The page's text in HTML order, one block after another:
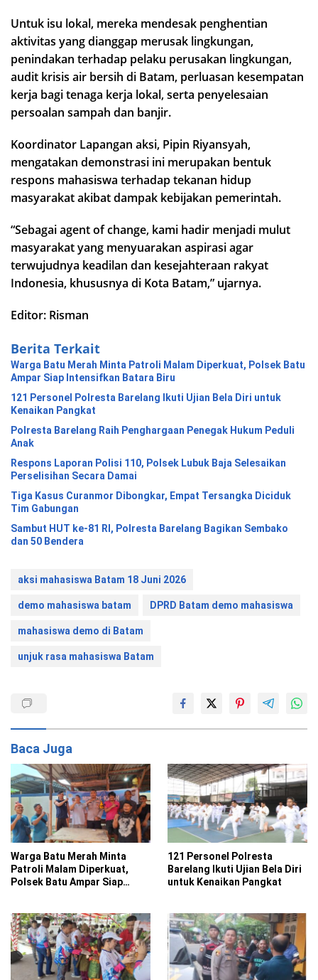
Untuk isu lokal, mereka mendesak penghentian
aktivitas yang dianggap merusak lingkungan,
penindakan terhadap pelaku perusakan lingkungan,
audit krisis air bersih di Batam, perluasan kesempatan
kerja bagi tenaga kerja lokal, serta penyelesaian
persoalan sampah dan banjir.
Koordinator Lapangan aksi, Pipin Riyansyah,
mengatakan demonstrasi ini merupakan bentuk
respons mahasiswa terhadap tekanan hidup
masyarakat akibat dampak kebijakan pemerintah.
“Sebagai agent of change, kami hadir menjadi mulut
masyarakat yang menyuarakan aspirasi agar
terwujudnya keadilan dan kesejahteraan rakyat
Indonesia, khususnya di Kota Batam,” ujarnya.
Editor: Risman
Berita Terkait
Warga Batu Merah Minta Patroli Malam Diperkuat, Polsek Batu
Ampar Siap Intensifkan Batara Biru
121 Personel Polresta Barelang Ikuti Ujian Bela Diri untuk
Kenaikan Pangkat
Polresta Barelang Raih Penghargaan Penegak Hukum Peduli
Anak
Respons Laporan Polisi 110, Polsek Lubuk Baja Selesaikan
Perselisihan Secara Damai
Tiga Kasus Curanmor Dibongkar, Empat Tersangka Diciduk
Tim Gabungan
Sambut HUT ke-81 RI, Polresta Barelang Bagikan Sembako
dan 50 Bendera
aksi mahasiswa Batam 18 Juni 2026
demo mahasiswa batam DPRD Batam demo mahasiswa
mahasiswa demo di Batam
unjuk rasa mahasiswa Batam
Baca Juga
Warga Batu Merah Minta
Patroli Malam Diperkuat,
Polsek Batu Ampar Siap
121 Personel Polresta
Barelang Ikuti Ujian Bela Diri
untuk Kenaikan Pangkat